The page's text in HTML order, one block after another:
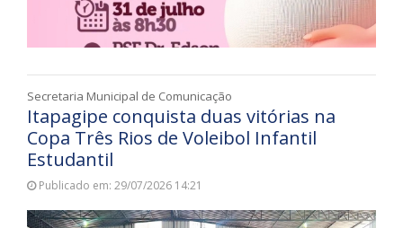
Secretaria Municipal de Comunicação
Itapagipe conquista duas vitórias na
Copa Três Rios de Voleibol Infantil
Estudantil
Publicado em: 29/07/2026 14:21